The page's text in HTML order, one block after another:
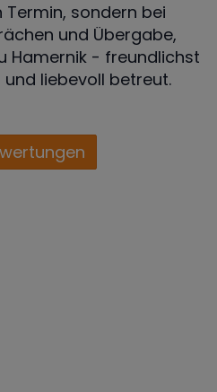
sondern bei
und Übergabe,
Hamernik - freundlichst
liebevoll betreut.